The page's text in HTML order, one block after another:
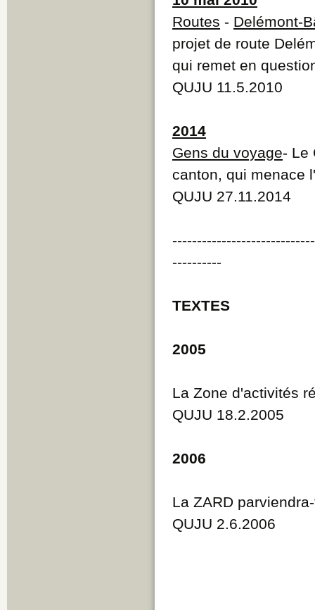
Routes - Delémont-
projet de route
qui remet en
QUJU 11.5.2010
2014
Gens du voyage- Le
canton, qui menace
QUJU 27.11.2014
----------
TEXTES
2005
La Zone d'activités
QUJU 18.2.2005
2006
La ZARD
QUJU 2.6.2006